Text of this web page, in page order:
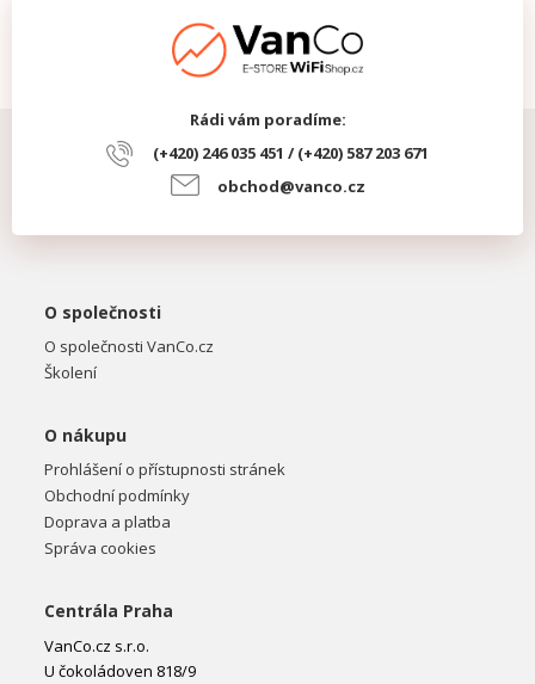
Rádi vám poradíme:
(+420) 246 035 451 / (+420) 587 203 671
obchod@vanco.cz
O společnosti
O společnosti VanCo.cz
Školení
O nákupu
Prohlášení o přístupnosti stránek
Obchodní podmínky
Doprava a platba
Správa cookies
Centrála Praha
VanCo.cz s.r.o.
U čokoládoven 818/9